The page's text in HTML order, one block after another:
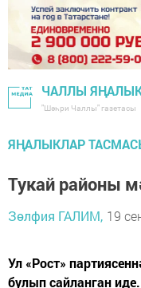
ЧАЛЛЫ
"Шәһри Чаллы" газетасы
ЯҢАЛЫКЛАР
Тукай районы
Зөлфия ГАЛИМ, 19
Ул «Рост»
булып сайланган иде.